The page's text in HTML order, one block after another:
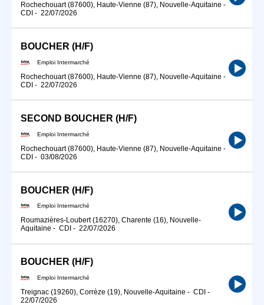
Rochechouart (87600), Haute-Vienne (87), Nouvelle-Aquitaine -
CDI - 22/07/2026
BOUCHER (H/F)
Emploi Intermarché
Rochechouart (87600), Haute-Vienne (87), Nouvelle-Aquitaine -
CDI - 22/07/2026
SECOND BOUCHER (H/F)
Emploi Intermarché
Rochechouart (87600), Haute-Vienne (87), Nouvelle-Aquitaine -
CDI - 03/08/2026
BOUCHER (H/F)
Emploi Intermarché
Roumazières-Loubert (16270), Charente (16), Nouvelle-
Aquitaine - CDI - 22/07/2026
BOUCHER (H/F)
Emploi Intermarché
Treignac (19260), Corrèze (19), Nouvelle-Aquitaine - CDI -
22/07/2026